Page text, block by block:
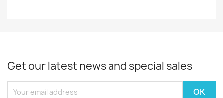
Get our latest news and special sales